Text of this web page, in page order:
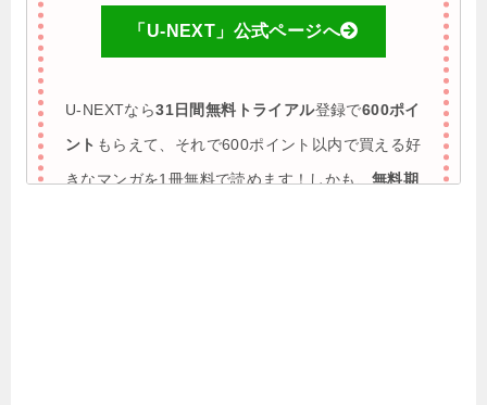
「U-NEXT」公式ページへ
U-NEXTなら31日間無料トライアル登録で600ポイ
ント もらえて、それで600ポイント以内で買える好
きなマンガを1冊無料で読めます！しかも、無料期